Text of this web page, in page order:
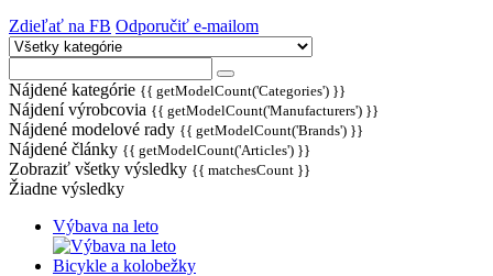
Zdieľať na FB Odporučiť e-mailom
Nájdené kategórie {{ getModelCount('Categories') }}
Nájdení výrobcovia {{ getModelCount('Manufacturers') }}
Nájdené modelové rady {{ getModelCount('Brands') }}
Nájdené články {{ getModelCount('Articles') }}
Zobraziť všetky výsledky {{ matchesCount }}
Žiadne výsledky
Výbava na leto
Bicykle a kolobežky